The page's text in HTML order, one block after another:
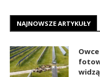
NAJNOWSZE ARTYKUŁY